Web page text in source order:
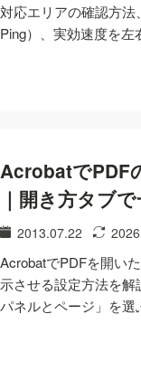
対応エリアの確認方法
Ping）、実効速度を
AcrobatでPDF
｜開き方タブ
2013.07.22
AcrobatでPDFを開い
示させる設定方法を
パネルとページ」を